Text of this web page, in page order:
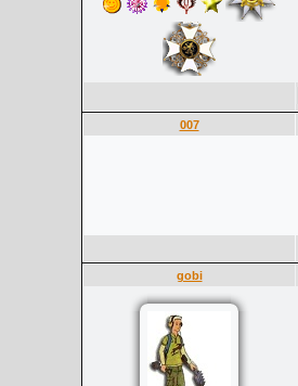
007
gobi